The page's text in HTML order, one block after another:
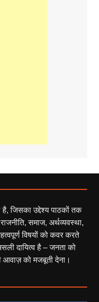
है, जिसका उद्देश्य पाठकों तक
समाज, अर्थव्यवस्था,
विषयों को कवर करते
दायित्व है – जनता को
आवाज़ को मजबूती देना।